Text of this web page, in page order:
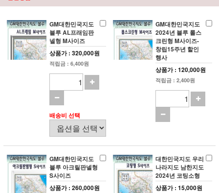
GM대한민국지도
블루 AL프래임판
넬형 M사이즈
상품가 : 320,000원
적립금 : 6,400원
배송비 선택
GM대한민국지도
2024년 블루 롤스
크린형 M사이즈-
창립15주년 할인
행사
상품가 : 120,000원
적립금 : 2,400원
GM대한민국지도
블루 아크릴판넬형
S사이즈
상품가 : 260,000원
대한민국지도 우리
나라지도 남한지도
2024년 코팅소형
상품가 : 15,000원